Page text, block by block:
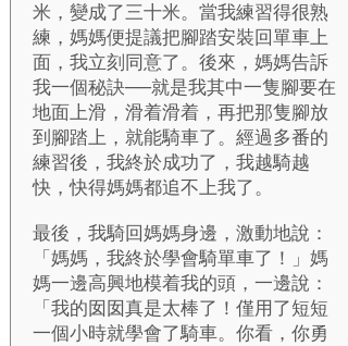
米，變成了三十米。當我練習得很熟
練，媽媽便提議把腳踏安裝回單車上
面，我立刻同意了。後來，媽媽告訴
我一個秘訣──就是我其中一隻腳要在
地面上滑，滑着滑着，再把那隻腳放
到腳踏上，就能騎車了。經過多番的
練習後，我終於成功了，我越騎越
快，快得媽媽都追不上我了。
最後，我騎回媽媽身邊，激動地說：
「媽媽，我終於學會騎單車了！」媽
媽一邊高興地模着我的頭，一邊說：
「我的囡囡真是太棒了！僅用了短短
一個小時就學會了騎車。你看，你勇